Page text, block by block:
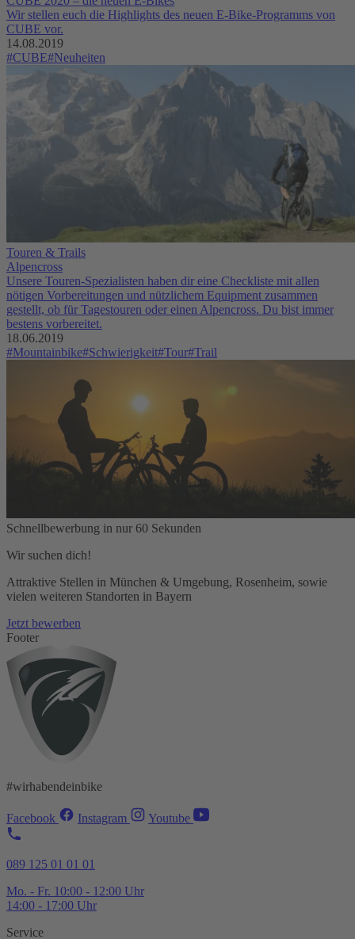
Wir stellen euch die Highlights des neuen E-Bike-Programms von
CUBE vor.
14.08.2019
#CUBE#Neuheiten
Touren & Trails
Alpencross
Unsere Touren-Spezialisten haben dir eine Checkliste mit allen
nötigen Vorbereitungen und nützlichem Equipment zusammen
gestellt, ob für Tagestouren oder einen Alpencross. Du bist immer
bestens vorbereitet.
18.06.2019
#Mountainbike#Schwierigkeit#Tour#Trail
Schnellbewerbung in nur 60 Sekunden
Wir suchen dich!
Attraktive Stellen in München & Umgebung, Rosenheim, sowie
vielen weiteren Standorten in Bayern
Jetzt bewerben
Footer
#wirhabendeinbike
Facebook Instagram Youtube
089 125 01 01 01
Mo. - Fr. 10:00 - 12:00 Uhr
14:00 - 17:00 Uhr
Service